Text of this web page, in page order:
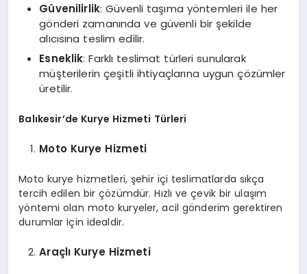
Güvenilirlik: Güvenli taşıma yöntemleri ile her
gönderi zamanında ve güvenli bir şekilde
alıcısına teslim edilir.
Esneklik: Farklı teslimat türleri sunularak
müşterilerin çeşitli ihtiyaçlarına uygun çözümler
üretilir.
Balıkesir’de Kurye Hizmeti Türleri
Moto Kurye Hizmeti
Moto kurye hizmetleri, şehir içi teslimatlarda sıkça
tercih edilen bir çözümdür. Hızlı ve çevik bir ulaşım
yöntemi olan moto kuryeler, acil gönderim gerektiren
durumlar için idealdir.
Araçlı Kurye Hizmeti